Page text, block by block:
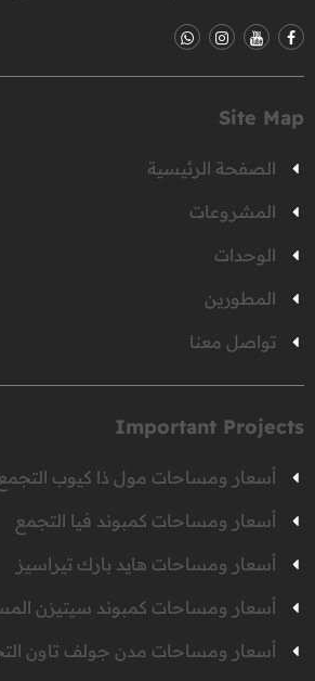
Site Map
الصفحة الرئيسية
المشروعات
الوحدات
المطورين
تواصل معنا
Important Projects
أسعار ومساحات مول ذا كيوب التجمع
أسعار ومساحات كمبوند فيا التجمع
أسعار ومساحات هايد بارك تيراسيز
أسعار ومساحات كمبوند سيتيزن
أسعار ومساحات مدن جولف تاون